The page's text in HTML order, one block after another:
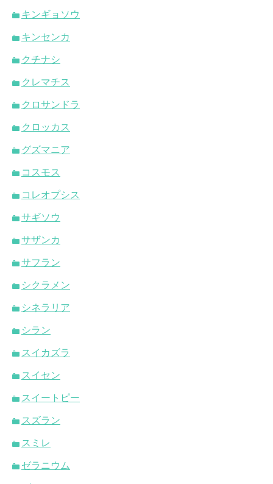
キンギョソウ
キンセンカ
クチナシ
クレマチス
クロサンドラ
クロッカス
グズマニア
コスモス
コレオプシス
サギソウ
サザンカ
サフラン
シクラメン
シネラリア
シラン
スイカズラ
スイセン
スイートピー
スズラン
スミレ
ゼラニウム